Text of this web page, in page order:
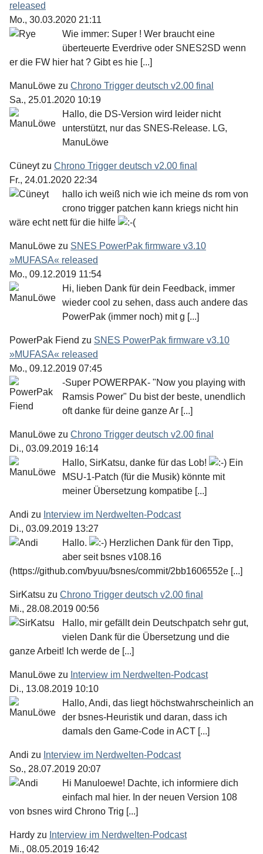
released
Mo., 30.03.2020 21:11
Wie immer: Super ! Wer braucht eine
überteuerte Everdrive oder SNES2SD wenn
er die FW hier hat ? Gibt es hie [...]
ManuLöwe zu Chrono Trigger deutsch v2.00 final
Sa., 25.01.2020 10:19
Hallo, die DS-Version wird leider nicht
unterstützt, nur das SNES-Release. LG,
ManuLöwe
Cüneytzu Chrono Trigger deutsch v2.00 final
Fr., 24.01.2020 22:34
hallo ich weiß nich wie ich meine ds rom von
crono trigger patchen kann kriegs nicht hin
wäre echt nett für die hilfe
ManuLöwe zu SNES PowerPak firmware v3.10
»MUFASA« released
Mo., 09.12.2019 11:54
Hi, lieben Dank für dein Feedback, immer
wieder cool zu sehen, dass auch andere das
PowerPak (immer noch) mit g [...]
PowerPak Fiend zu SNES PowerPak firmware v3.10
»MUFASA« released
Mo., 09.12.2019 07:45
-Super POWERPAK- "Now you playing with
Ramsis Power" Du bist der beste, unendlich
oft danke für deine ganze Ar [...]
ManuLöwe zu Chrono Trigger deutsch v2.00 final
Di., 03.09.2019 16:14
Hallo, SirKatsu, danke für das Lob!
Ein
MSU-1-Patch (für die Musik) könnte mit
meiner Übersetzung kompatibe [...]
Andi zu Interview im Nerdwelten-Podcast
Di., 03.09.2019 13:27
Hallo.
Herzlichen Dank für den Tipp,
aber seit bsnes v108.16
(https://github.com/byuu/bsnes/commit/2bb1606552e [...]
SirKatsu zu Chrono Trigger deutsch v2.00 final
Mi., 28.08.2019 00:56
Hallo, mir gefällt dein Deutschpatch sehr gut,
vielen Dank für die Übersetzung und die
ganze Arbeit! Ich werde de [...]
ManuLöwe zu Interview im Nerdwelten-Podcast
Di., 13.08.2019 10:10
Hallo, Andi, das liegt höchstwahrscheinlich an
der bsnes-Heuristik und daran, dass ich
damals den Game-Code in ACT [...]
Andi zu Interview im Nerdwelten-Podcast
So., 28.07.2019 20:07
Hi Manuloewe! Dachte, ich informiere dich
einfach mal hier. In der neuen Version 108
von bsnes wird Chrono Trig [...]
Hardy zu Interview im Nerdwelten-Podcast
Mi., 08.05.2019 16:42